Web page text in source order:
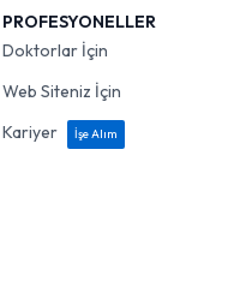
PROFESYONELLER
Doktorlar İçin
Web Siteniz İçin
Kariyer
İşe Alım